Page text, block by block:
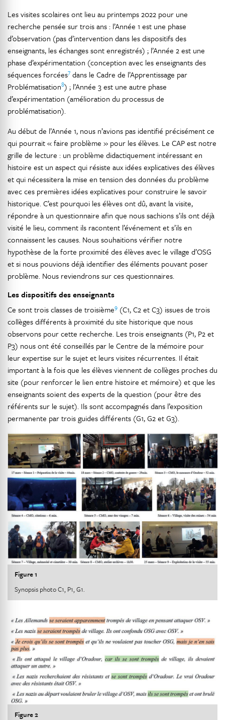
Les visites scolaires ont lieu au printemps 2022 pour une
recherche pensée sur trois ans : l’Année 1 est une phase
d’observation (pas d’intervention dans les dispositifs des
enseignants, les échanges sont enregistrés) ; l’Année 2 est une
phase d’expérimentation (conception avec les enseignants des
séquences forcées7 dans le Cadre de l’Apprentissage par
Problématisation8) ; l’Année 3 est une autre phase
d’expérimentation (amélioration du processus de
problématisation).
Au début de l’Année 1, nous n’avions pas identifié précisément ce
qui pourrait « faire problème » pour les élèves. Le CAP est notre
grille de lecture : un problème didactiquement intéressant en
histoire est un aspect qui résiste aux idées explicatives des élèves
et qui nécessitera la mise en tension des données du problème
avec ces premières idées explicatives pour construire le savoir
historique. C’est pourquoi les élèves ont dû, avant la visite,
répondre à un questionnaire afin que nous sachions s’ils ont déjà
visité le lieu, comment ils racontent l’événement et s’ils en
connaissent les causes. Nous souhaitions vérifier notre
hypothèse de la forte proximité des élèves avec le village d’OSG
et si nous pouvions déjà identifier des éléments pouvant poser
problème. Nous reviendrons sur ces questionnaires.
Les dispositifs des enseignants
Ce sont trois classes de troisième9 (C1, C2 et C3) issues de trois
collèges différents à proximité du site historique que nous
observons pour cette recherche. Les trois enseignants (P1, P2 et
P3) nous ont été conseillés par le Centre de la mémoire pour
leur expertise sur le sujet et leurs visites récurrentes. Il était
important à la fois que les élèves viennent de collèges proches du
site (pour renforcer le lien entre histoire et mémoire) et que les
enseignants soient des experts de la question (pour être des
référents sur le sujet). Ils sont accompagnés dans l’exposition
permanente par trois guides différents (G1, G2 et G3).
Figure 1
Synopsis photo C1, P1, G1.
Figure 2